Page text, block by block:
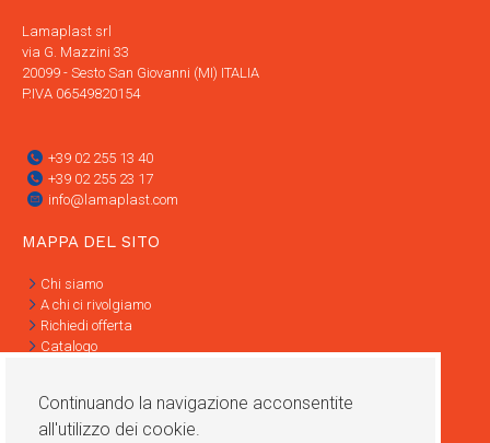
Lamaplast srl
via G. Mazzini 33
20099 - Sesto San Giovanni (MI) ITALIA
P.IVA 06549820154
+39 02 255 13 40
+39 02 255 23 17
info@lamaplast.com
MAPPA DEL SITO
Chi siamo
A chi ci rivolgiamo
Richiedi offerta
Catalogo
Condizioni di vendita
Continuando la navigazione acconsentite
all'utilizzo dei cookie.